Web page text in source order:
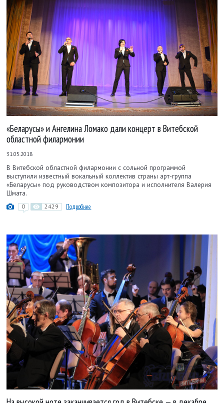
«Беларусы» и Ангелина Ломако дали концерт в Витебской
областной филармонии
31.05.2018
В Витебской областной филармонии с сольной программой
выступили известный вокальный коллектив страны арт-группа
«Беларусы» под руководством композитора и исполнителя Валерия
Шмата.
0 2429 Подробнее